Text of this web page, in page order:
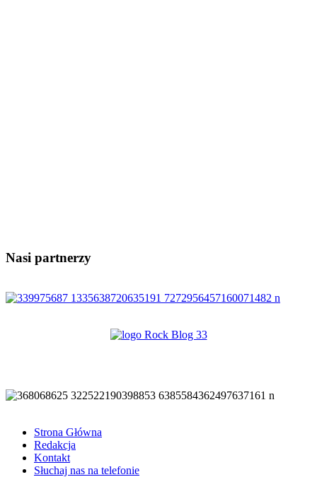
Nasi partnerzy
Strona Główna
Redakcja
Kontakt
Słuchaj nas na telefonie